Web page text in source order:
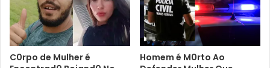
C0rpo de Mulher é
Homem é M0rto Ao